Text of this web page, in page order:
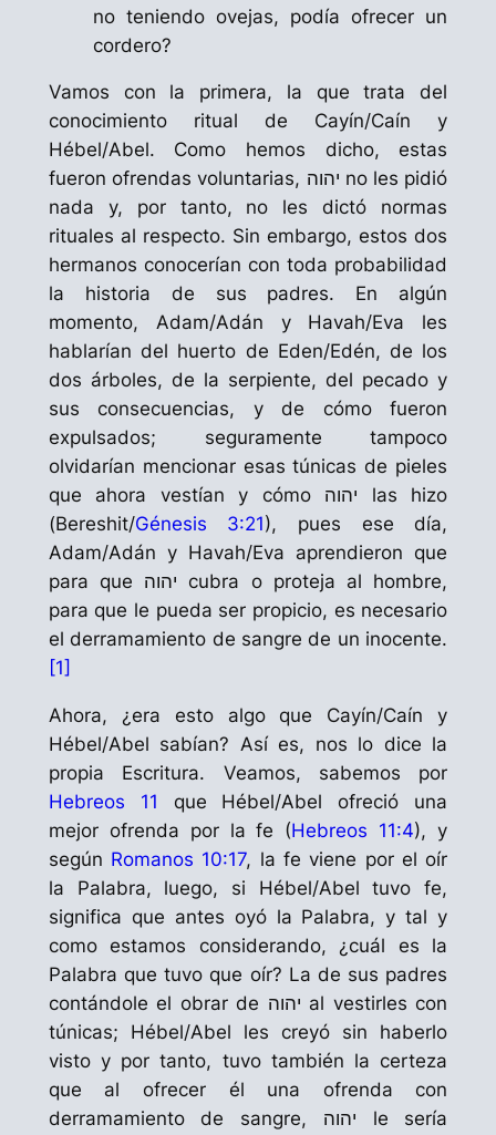
no teniendo ovejas, podía ofrecer un
cordero?
Vamos con la primera, la que trata del
conocimiento ritual de Cayín/Caín y
Hébel/Abel. Como hemos dicho, estas
fueron ofrendas voluntarias, יהוה no les pidió
nada y, por tanto, no les dictó normas
rituales al respecto. Sin embargo, estos dos
hermanos conocerían con toda probabilidad
la historia de sus padres. En algún
momento, Adam/Adán y Havah/Eva les
hablarían del huerto de Eden/Edén, de los
dos árboles, de la serpiente, del pecado y
sus consecuencias, y de cómo fueron
expulsados; seguramente tampoco
olvidarían mencionar esas túnicas de pieles
que ahora vestían y cómo יהוה las hizo
(Bereshit/Génesis 3:21), pues ese día,
Adam/Adán y Havah/Eva aprendieron que
para que יהוה cubra o proteja al hombre,
para que le pueda ser propicio, es necesario
el derramamiento de sangre de un inocente.
[1]
Ahora, ¿era esto algo que Cayín/Caín y
Hébel/Abel sabían? Así es, nos lo dice la
propia Escritura. Veamos, sabemos por
Hebreos 11 que Hébel/Abel ofreció una
mejor ofrenda por la fe (Hebreos 11:4), y
según Romanos 10:17, la fe viene por el oír
la Palabra, luego, si Hébel/Abel tuvo fe,
significa que antes oyó la Palabra, y tal y
como estamos considerando, ¿cuál es la
Palabra que tuvo que oír? La de sus padres
contándole el obrar de יהוה al vestirles con
túnicas; Hébel/Abel les creyó sin haberlo
visto y por tanto, tuvo también la certeza
que al ofrecer él una ofrenda con
derramamiento de sangre, יהוה le sería